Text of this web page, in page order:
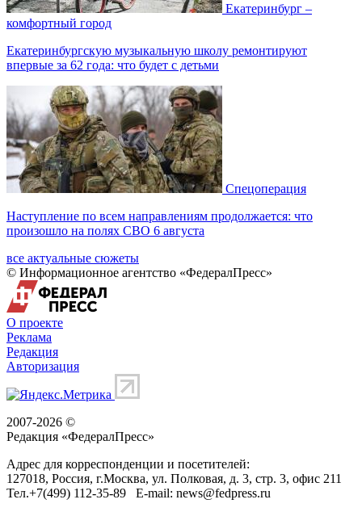
Екатеринбург –
комфортный город
Екатеринбургскую музыкальную школу ремонтируют
впервые за 62 года: что будет с детьми
Спецоперация
Наступление по всем направлениям продолжается: что
произошло на полях СВО 6 августа
все актуальные сюжеты
© Информационное агентство «ФедералПресс»
О проекте
Реклама
Редакция
Авторизация
2007-2026 ©
Редакция «ФедералПресс»
Адрес для корреспонденции и посетителей:
127018, Россия, г.Москва, ул. Полковая, д. 3, стр. 3, офис 211
Тел.+7(499) 112-35-89 E-mail: news@fedpress.ru